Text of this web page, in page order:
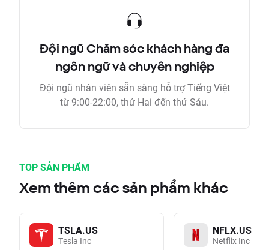
Đội ngũ Chăm sóc khách hàng đa
ngôn ngữ và chuyên nghiệp
Đội ngũ nhân viên sẵn sàng hỗ trợ Tiếng Việt
từ 9:00-22:00, thứ Hai đến thứ Sáu.
TOP SẢN PHẨM
Xem thêm các sản phẩm khác
TSLA.US
Tesla Inc
NFLX.US
Netflix Inc